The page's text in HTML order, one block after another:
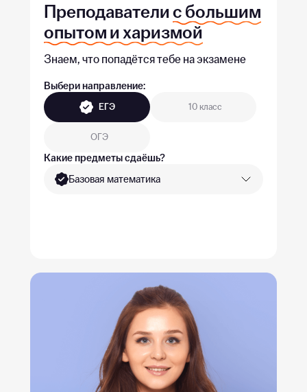
Преподавателис большим
опытом и харизмой
Знаем, что попадётся тебе на экзамене
Выбери направление:
ЕГЭ 10 класс
ОГЭ
Какие предметы сдаёшь?
Базовая математика